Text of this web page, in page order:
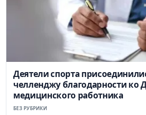
Деятели спорта
челленджу благодарности ко
медицинского работника
БЕЗ РУБРИКИ